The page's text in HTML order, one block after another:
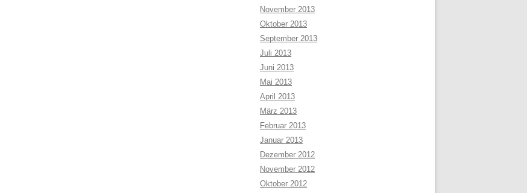
November 2013
Oktober 2013
September 2013
Juli 2013
Juni 2013
Mai 2013
April 2013
März 2013
Februar 2013
Januar 2013
Dezember 2012
November 2012
Oktober 2012